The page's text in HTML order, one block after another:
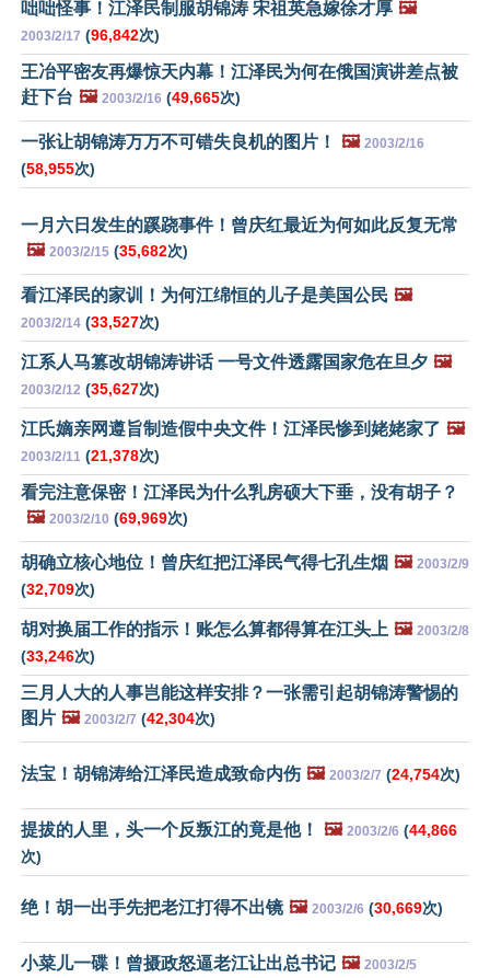
咄咄怪事！江泽民制服胡锦涛 宋祖英急嫁徐才厚 🖼️
2003/2/17 (96,842次)
王冶平密友再爆惊天内幕！江泽民为何在俄国演讲差点被
赶下台 🖼️ 2003/2/16 (49,665次)
一张让胡锦涛万万不可错失良机的图片！ 🖼️ 2003/2/16
(58,955次)
一月六日发生的蹊跷事件！曾庆红最近为何如此反复无常
🖼️ 2003/2/15 (35,682次)
看江泽民的家训！为何江绵恒的儿子是美国公民 🖼️
2003/2/14 (33,527次)
江系人马篡改胡锦涛讲话 一号文件透露国家危在旦夕 🖼️
2003/2/12 (35,627次)
江氏嫡亲网遵旨制造假中央文件！江泽民惨到姥姥家了 🖼️
2003/2/11 (21,378次)
看完注意保密！江泽民为什么乳房硕大下垂，没有胡子？
🖼️ 2003/2/10 (69,969次)
胡确立核心地位！曾庆红把江泽民气得七孔生烟 🖼️ 2003/2/9
(32,709次)
胡对换届工作的指示！账怎么算都得算在江头上 🖼️ 2003/2/8
(33,246次)
三月人大的人事岂能这样安排？一张需引起胡锦涛警惕的
图片 🖼️ 2003/2/7 (42,304次)
法宝！胡锦涛给江泽民造成致命内伤 🖼️ 2003/2/7 (24,754次)
提拔的人里，头一个反叛江的竟是他！ 🖼️ 2003/2/6 (44,866
次)
绝！胡一出手先把老江打得不出镜 🖼️ 2003/2/6 (30,669次)
小菜儿一碟！曾摄政怒逼老江让出总书记 🖼️ 2003/2/5